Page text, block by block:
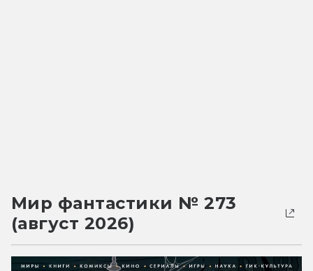
Мир фантастики № 273
(август 2026)